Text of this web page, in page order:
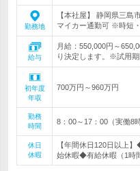
勤務地
【本社屋】 静岡県三
マイカー通勤可 ※時短
給与
月給：550,000円～
り決定します。※試用期
初年度
年収
700万円～960万円
勤務
時間
8：00～17：00（実働8
休日
休暇
【年間休日120日以上
始休暇◆有給休暇（1時